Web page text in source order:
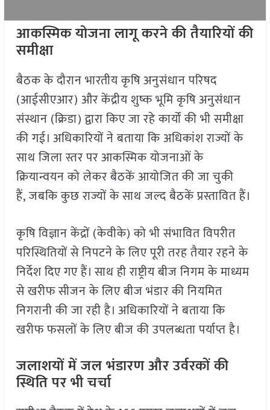
आकस्मिक योजना लागू करने की तैयारियों की
समीक्षा
बैठक के दौरान भारतीय कृषि अनुसंधान परिषद
(आईसीएआर) और केंद्रीय शुष्क भूमि कृषि अनुसंधान
संस्थान (क्रिडा) द्वारा किए जा रहे कार्यों की भी समीक्षा
की गई। अधिकारियों ने बताया कि अधिकांश राज्यों के
साथ जिला स्तर पर आकस्मिक योजनाओं के
क्रियान्वयन को लेकर बैठकें आयोजित की जा चुकी
हैं, जबकि कुछ राज्यों के साथ जल्द बैठकें प्रस्तावित हैं।
कृषि विज्ञान केंद्रों (केवीके) को भी संभावित विपरीत
परिस्थितियों से निपटने के लिए पूरी तरह तैयार रहने के
निर्देश दिए गए हैं। साथ ही राष्ट्रीय बीज निगम के माध्यम
से खरीफ सीजन के लिए बीज भंडार की नियमित
निगरानी की जा रही है। अधिकारियों ने बताया कि
खरीफ फसलों के लिए बीज की उपलब्धता पर्याप्त है।
जलाशयों में जल भंडारण और उर्वरकों की
स्थिति पर भी चर्चा